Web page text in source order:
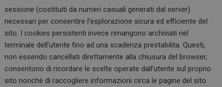
sessione (costituiti da numeri casuali generati dal server)
necessari per consentire l’esplorazione sicura ed efficiente del
sito. I cookies persistenti invece rimangono archiviati nel
terminale dell’utente fino ad una scadenza prestabilita. Questi,
non essendo cancellati direttamente alla chiusura del browser,
consentono di ricordare le scelte operate dall’utente sul proprio
sito nonché di raccogliere informazioni circa le pagine del sito